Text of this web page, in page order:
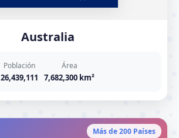
Australia
Población
26,439,111
Área
7,682,300 km²
Más de 200 Países